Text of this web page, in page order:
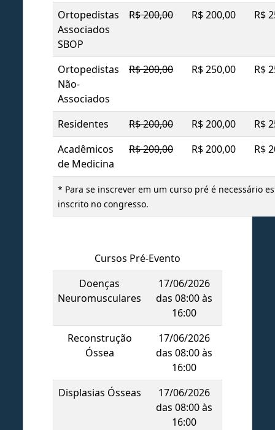
Ortopedistas
Associados
SBOP
R$ 200,00 R$ 200,00 R$
Ortopedistas
Não-
Associados
R$ 200,00 R$ 250,00 R$
Residentes R$ 200,00 R$ 200,00
R$
Acadêmicos
de Medicina
R$ 200,00 R$ 200,00 R$
* Para se inscrever em um curso pré é necessário
inscrito no congresso.
Cursos Pré-Evento
Doenças
Neuromusculares
17/06/2026
das 08:00 às
16:00
Reconstrução
Óssea
17/06/2026
das 08:00 às
16:00
Displasias Ósseas
17/06/2026
das 08:00 às
16:00